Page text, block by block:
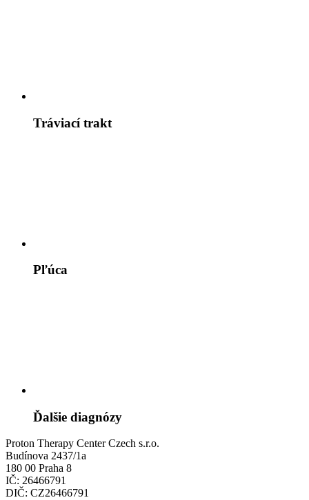
Tráviací trakt
Pľúca
Ďalšie diagnózy
Proton Therapy Center Czech s.r.o.
Budínova 2437/1a
180 00 Praha 8
IČ: 26466791
DIČ: CZ26466791